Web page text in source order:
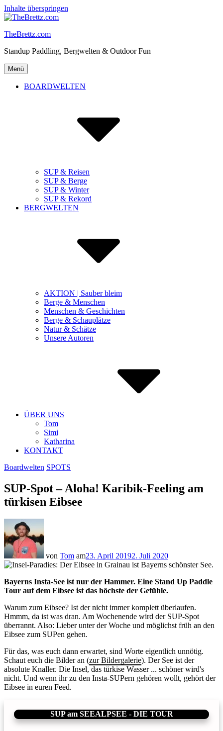
Inhalte überspringen
TheBrettz.com
Standup Paddling, Bergwelten & Outdoor Fun
Menü
BOARDWELTEN
SUP & Reisen
SUP & Berge
SUP & Winter
SUP & Rekord
BERGWELTEN
AKTION | Sauber bleim
Berge & Menschen
Menschen & Geschichten
Berge & Schauplätze
Natur & Schätze
Unsere Autoren
ÜBER UNS
Tom
Simi
Katharina
KONTAKT
Boardwelten SPOTS
SUP-Spot – Aloha! Karibik-Feeling am
türkisen Eibsee
von Tom am23. April 20192. Juli 2020
Bayerns Insta-See ist nur der Hammer. Eine Stand Up Paddle
Tour auf dem Eibsee ist das höchste der Gefühle.
Warum zum Eibsee? Ist der nicht immer komplett überlaufen.
Hmmm, da ist was dran. Am Wochenende wird der SUP-Spot
überrannt. Also: Lieber unter der Woche und möglichst früh an den
Eibsee zum SUPen gehen.
Für das, was euch dann erwartet, sind Worte eigentlich unnötig.
Schaut euch die Bilder an (zur Bildergalerie). Der See ist der
absolute Knaller. Die Insel, das türkise Wasser ... schöner wird's
nicht. Und wenn ihr zu den Insta-SUPern gehören wollt, gehört der
Eibsee in euren Feed.
SUP am SEEALPSEE - DIE TOUR